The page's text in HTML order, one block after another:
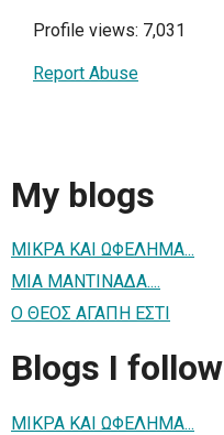
Profile views: 7,031
Report Abuse
My blogs
ΜΙΚΡΑ ΚΑΙ ΩΦΕΛΗΜΑ...
ΜΙΑ ΜΑΝΤΙΝΑΔΑ....
Ο ΘΕΟΣ ΑΓΑΠΗ ΕΣΤΙ
Blogs I follow
ΜΙΚΡΑ ΚΑΙ ΩΦΕΛΗΜΑ...